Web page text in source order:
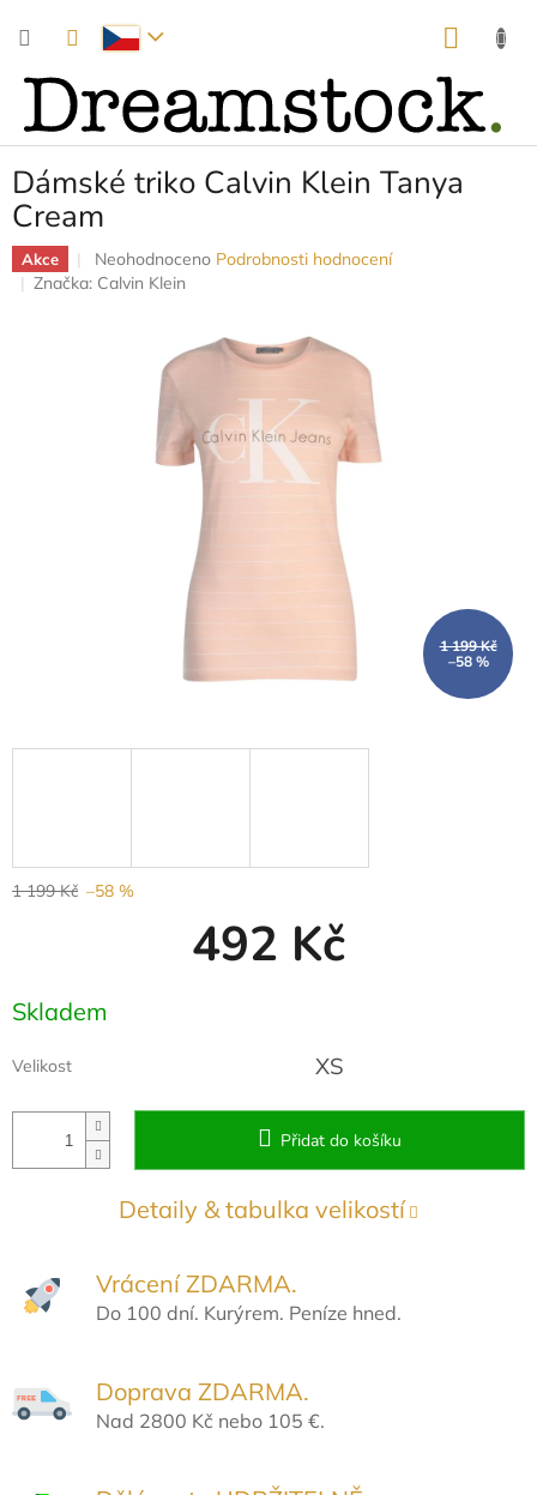
Dámské triko Calvin Klein Tanya
Cream
Akce
Průměrné
hodnocení
hvězdiček.
Neohodnoceno Podrobnosti hodnocení
Značka: Calvin Klein
1 199 Kč
–58 %
1 199 Kč –58 %
492 Kč
Měrná
cena:
Skladem
Velikost XS
Přidat do košíku
Detaily & tabulka velikostí
Vrácení ZDARMA.
Do 100 dní. Kurýrem. Peníze hned.
Doprava ZDARMA.
Nad 2800 Kč nebo 105 €.